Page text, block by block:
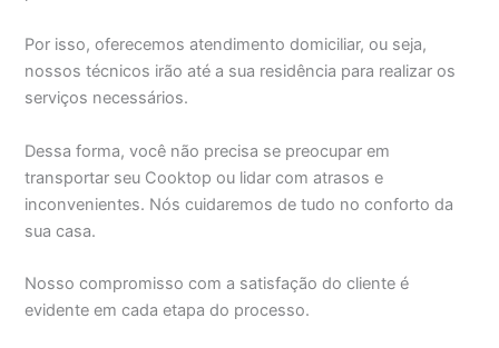
Por isso, oferecemos atendimento domiciliar, ou seja,
nossos técnicos irão até a sua residência para realizar os
serviços necessários.
Dessa forma, você não precisa se preocupar em
transportar seu Cooktop ou lidar com atrasos e
inconvenientes. Nós cuidaremos de tudo no conforto da
sua casa.
Nosso compromisso com a satisfação do cliente é
evidente em cada etapa do processo.